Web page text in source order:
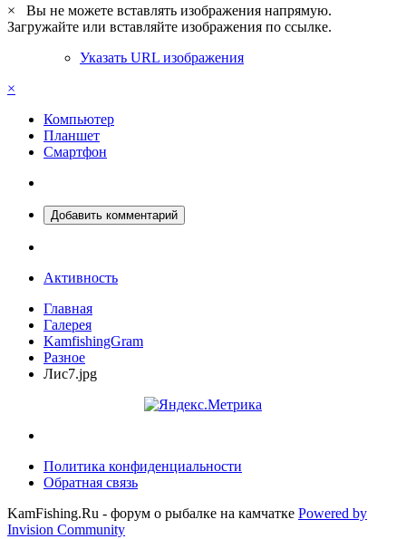
×
Вы не можете вставлять изображения напрямую.
Загружайте или вставляйте изображения по ссылке.
Указать URL изображения
×
Компьютер
Планшет
Смартфон
Добавить комментарий
Активность
Главная
Галерея
KamfishingGram
Разное
Лис7.jpg
Политика конфиденциальности
Обратная связь
KamFishing.Ru - форум о рыбалке на камчатке Powered by
Invision Community